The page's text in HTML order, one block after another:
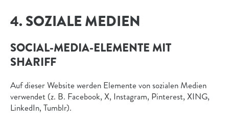
4. SOZIALE MEDIEN
SOCIAL-MEDIA-ELEMENTE MIT
SHARIFF
Auf dieser Website werden Elemente von sozialen Medien
verwendet (z. B. Facebook, X, Instagram, Pinterest, XING,
LinkedIn, Tumblr).